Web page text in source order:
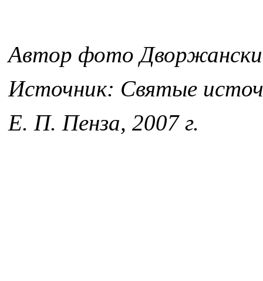
Автор фото
Источник: Святые
Е. П. Пенза, 2007 г.